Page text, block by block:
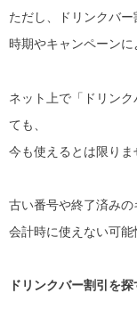
ただし、ドリンクバー
時期やキャンペーンに
ネット上で「ドリン
ても、
今も使えるとは限りま
古い番号や終了済みの
会計時に使えない可能
ドリンクバー割引を